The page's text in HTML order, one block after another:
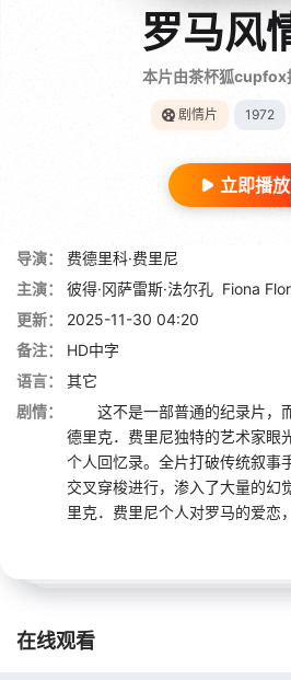
罗马风
本片由茶杯狐cupfox
剧情片 1972
立即播放
导演：
费德里科·费里尼
主演：
彼得·冈萨雷斯·法尔孔 Fiona
更新：
2025-11-30 04:20
备注：
HD中字
语言：
其它
剧情：
这不是一部普通的纪录片，
德里克．费里尼独特的艺术家眼
个人回忆录。全片打破传统叙事
交叉穿梭进行，渗入了大量的幻
里克．费里尼个人对罗马的爱恋
在线观看